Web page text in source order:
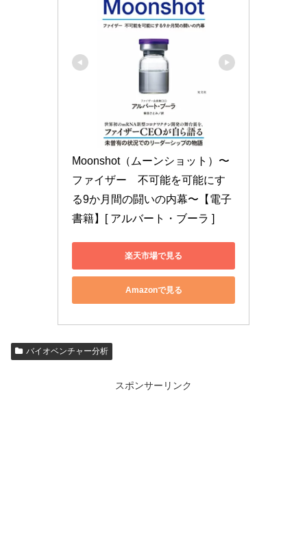
Moonshot（ムーンショット）〜
ファイザー　不可能を可能にす
る9か月間の闘いの内幕〜【電子
書籍】[ アルバート・ブーラ ]
楽天市場で見る
Amazonで見る
バイオベンチャー分析
スポンサーリンク